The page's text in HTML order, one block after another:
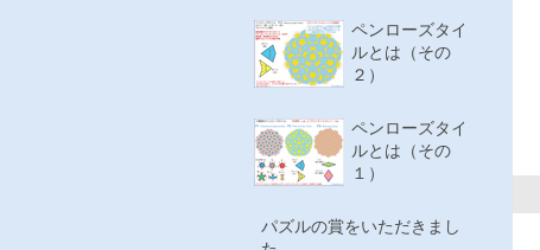
ペンローズタイ
ルとは（その
２）
ペンローズタイ
ルとは（その
１）
パズルの賞をいただきまし